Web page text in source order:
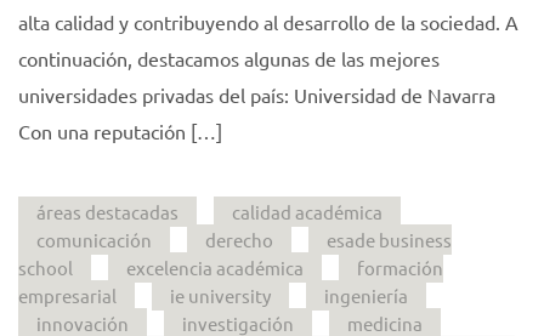
alta calidad y contribuyendo al desarrollo de la sociedad. A
continuación, destacamos algunas de las mejores
universidades privadas del país: Universidad de Navarra
Con una reputación […]
áreas destacadas
calidad académica
comunicación
derecho
esade business
school
excelencia académica
formación
empresarial
ie university
ingeniería
innovación
investigación
medicina